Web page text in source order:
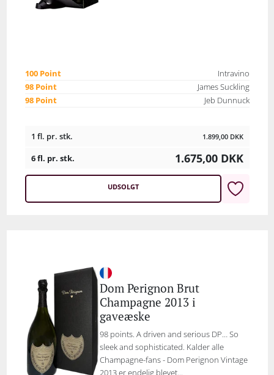
100 Point
Intravino
98 Point
James Suckling
98 Point
Jeb Dunnuck
1 fl. pr. stk. 1.899,00 DKK
6 fl. pr. stk. 1.675,00 DKK
UDSOLGT
Dom Perignon Brut
Champagne 2013 i
gaveæske
98 points. A driven and serious DP… So
sleek and sophisticated. Kalder alle
Champagne-fans - Dom Perignon Vintage
2013 er endelig blevet...